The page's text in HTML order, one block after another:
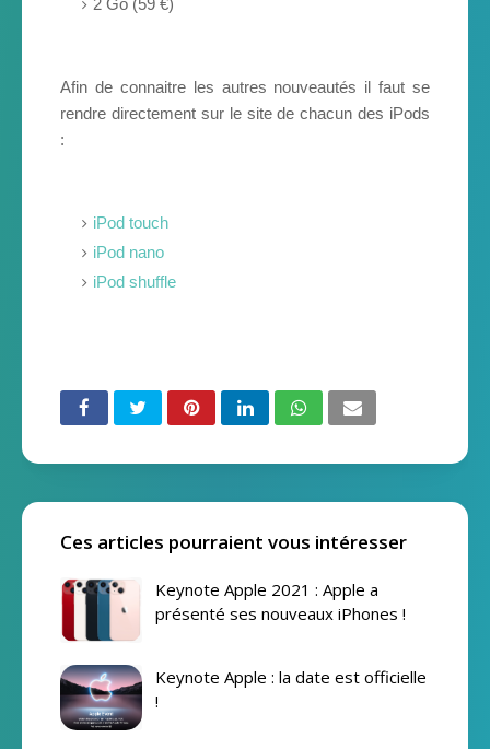
Afin de connaitre les autres nouveautés il faut se
rendre directement sur le site de chacun des iPods
:
iPod touch
iPod nano
iPod shuffle
Ces articles pourraient vous intéresser
Keynote Apple 2021 : Apple a
présenté ses nouveaux iPhones !
Keynote Apple : la date est officielle
!